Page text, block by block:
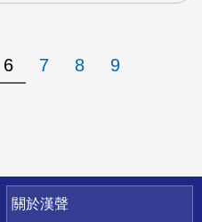
6 7 8 9
關於漢聲